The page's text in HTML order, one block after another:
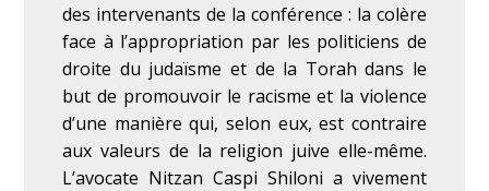
des intervenants de la conférence : la colère
face à l’appropriation par les politiciens de
droite du judaïsme et de la Torah dans le
but de promouvoir le racisme et la violence
d’une manière qui, selon eux, est contraire
aux valeurs de la religion juive elle-même.
L’avocate Nitzan Caspi Shiloni a vivement